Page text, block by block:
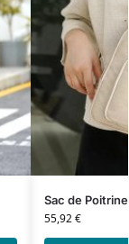
Sac de
55,92€